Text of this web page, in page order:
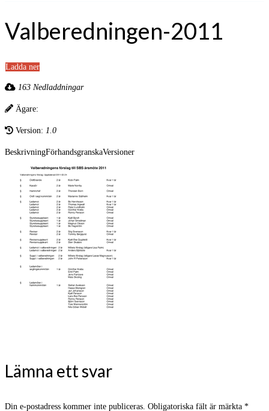
Valberedningen-2011
Ladda ner
163 Nedladdningar
Ägare:
Version: 1.0
BeskrivningFörhandsgranskaVersioner
Lämna ett svar
Din e-postadress kommer inte publiceras. Obligatoriska fält är märkta *